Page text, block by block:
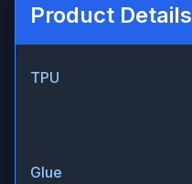
Product Details
TPU
Glue